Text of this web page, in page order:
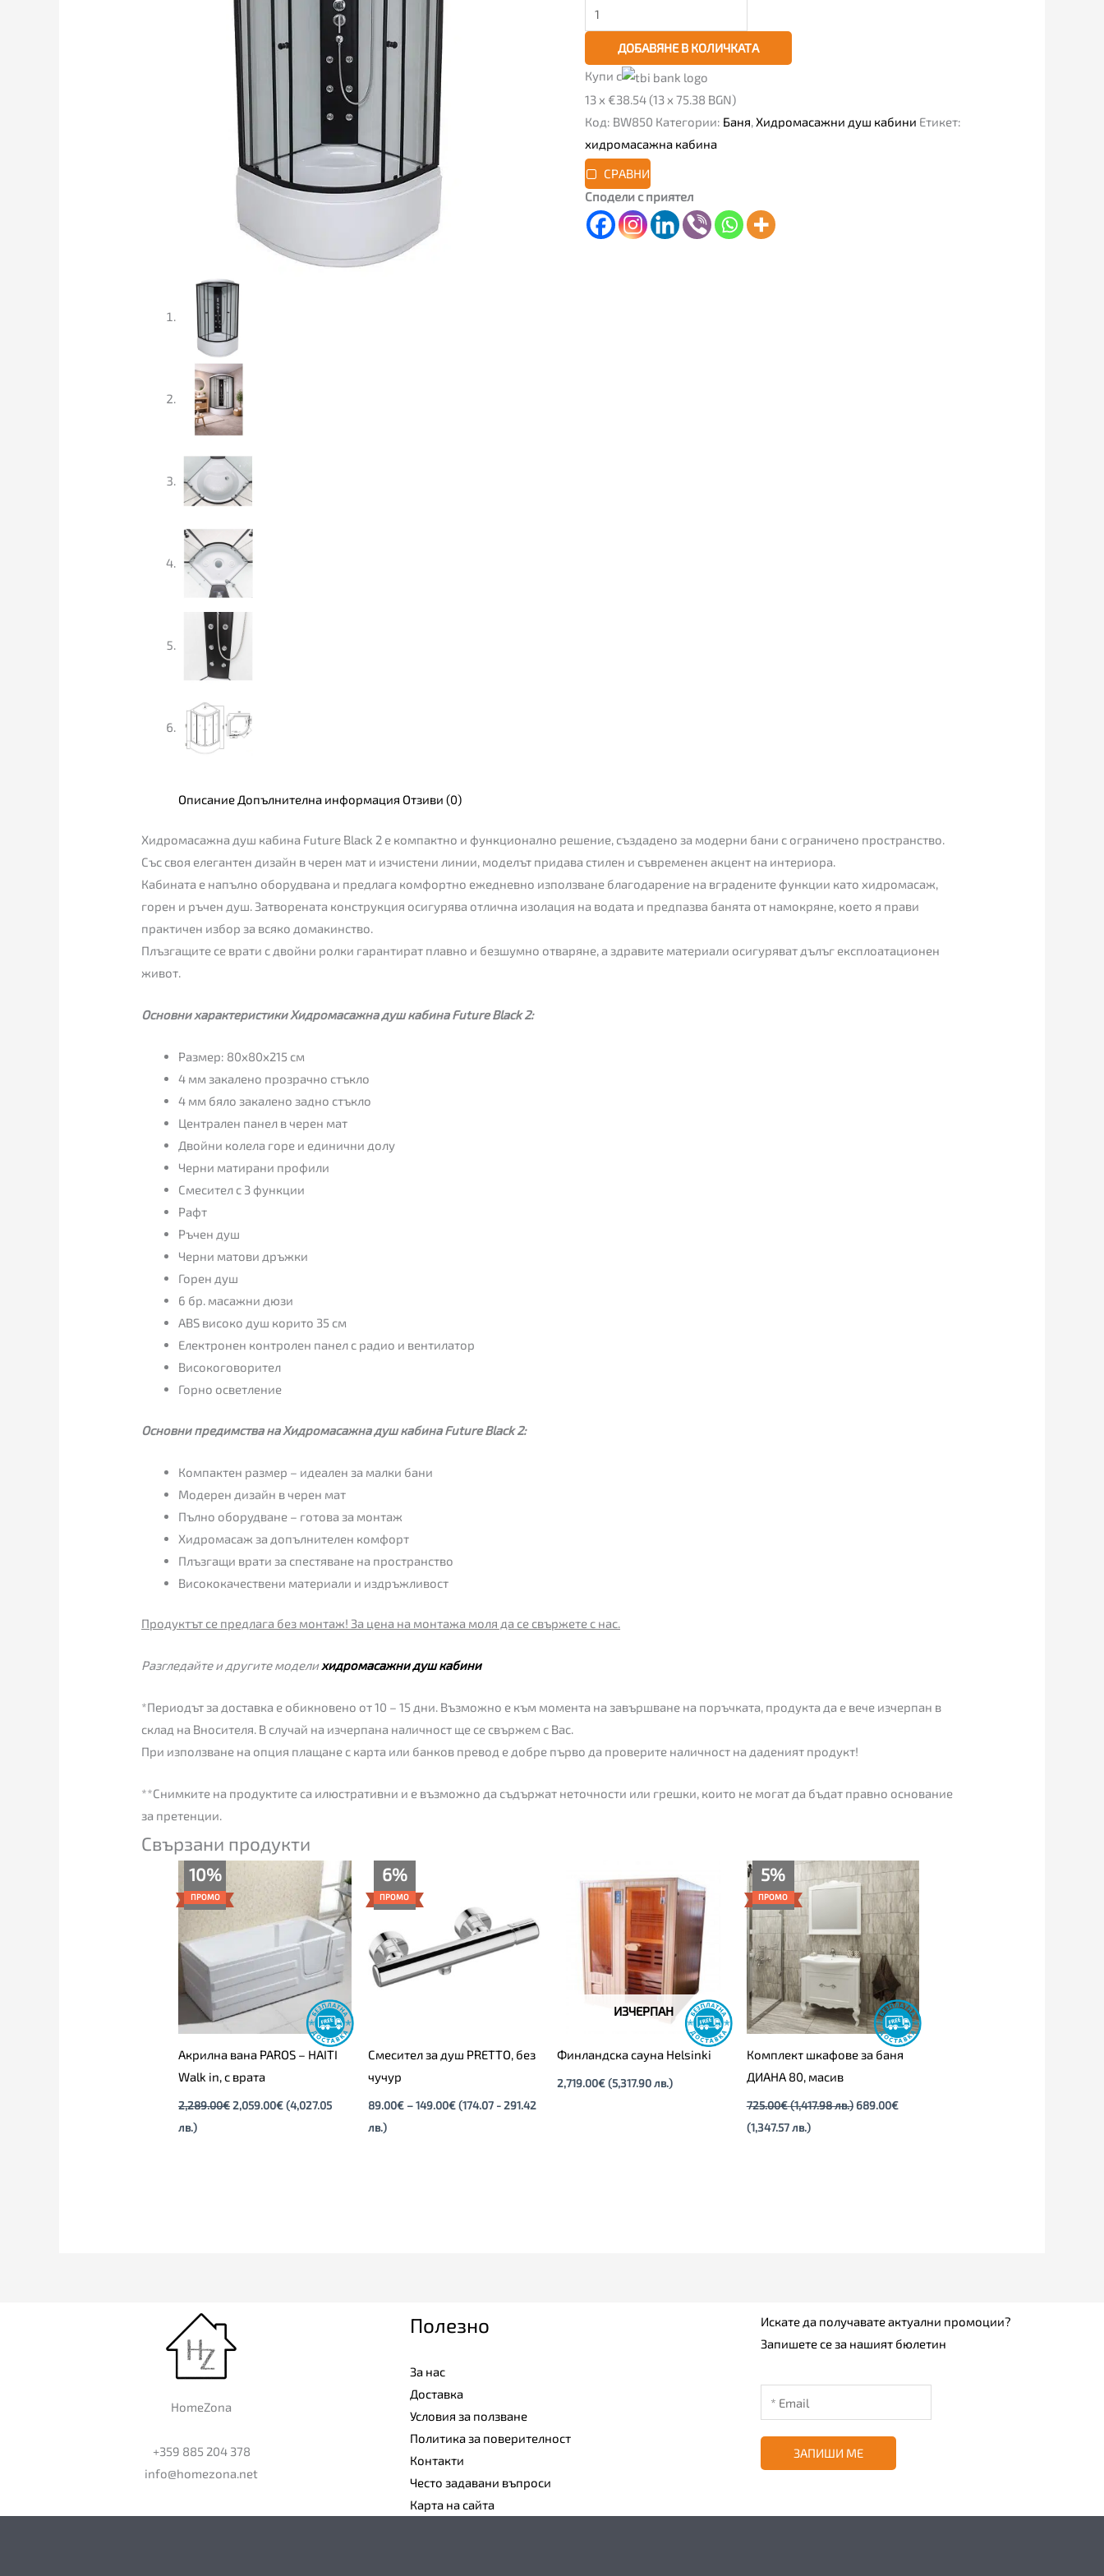
корито
ДОБАВЯНЕ В КОЛИЧКАТА
Купи с
13 x €38.54 (13 x 75.38 BGN)
Код: BW850 Категории: Баня,Хидромасажни душ кабини Етикет:
хидромасажна кабина
СРАВНИ
Сподели с приятел
Описание Допълнителна информация Отзиви (0)
Хидромасажна душ кабина Future Black 2 е компактно и функционално решение, създадено за модерни бани с ограничено пространство.
Със своя елегантен дизайн в черен мат и изчистени линии, моделът придава стилен и съвременен акцент на интериора.
Кабината е напълно оборудвана и предлага комфортно ежедневно използване благодарение на вградените функции като хидромасаж,
горен и ръчен душ. Затворената конструкция осигурява отлична изолация на водата и предпазва банята от намокряне, което я прави
практичен избор за всяко домакинство.
Плъзгащите се врати с двойни ролки гарантират плавно и безшумно отваряне, а здравите материали осигуряват дълъг експлоатационен
живот.
Основни характеристики Хидромасажна душ кабина Future Black 2:
Размер: 80x80x215 см
4 мм закалено прозрачно стъкло
4 мм бяло закалено задно стъкло
Централен панел в черен мат
Двойни колела горе и единични долу
Черни матирани профили
Смесител с 3 функции
Рафт
Ръчен душ
Черни матови дръжки
Горен душ
6 бр. масажни дюзи
ABS високо душ корито 35 см
Електронен контролен панел с радио и вентилатор
Високоговорител
Горно осветление
Основни предимства на Хидромасажна душ кабина Future Black 2:
Компактен размер – идеален за малки бани
Модерен дизайн в черен мат
Пълно оборудване – готова за монтаж
Хидромасаж за допълнителен комфорт
Плъзгащи врати за спестяване на пространство
Висококачествени материали и издръжливост
Продуктът се предлага без монтаж! За цена на монтажа моля да се свържете с нас.
Разгледайте и другите моделихидромасажни душ кабини
*Периодът за доставка е обикновено от 10 – 15 дни. Възможно е към момента на завършване на поръчката, продукта да е вече изчерпан в
склад на Вносителя. В случай на изчерпана наличност ще се свържем с Вас.
При използване на опция плащане с карта или банков превод е добре първо да проверите наличност на даденият продукт!
**Снимките на продуктите са илюстративни и е възможно да съдържат неточности или грешки, които не могат да бъдат правно основание
за претенции.
Свързани продукти
10%
ПРОМО
Акрилна вана PAROS – HAITI
Walk in, с врата
2,289.00€
was:
2,289.00€.
2,059.00€
Текущата
е:
2,059.00€.
(4,027.05
лв.)
6%
ПРОМО
Смесител за душ PRETTO, без
чучур
89.00€ – 149.00€
through
149.00€
(174.07 - 291.42
лв.)
ИЗЧЕРПАН
Финландска сауна Helsinki
2,719.00€(5,317.90 лв.)
5%
ПРОМО
Комплект шкафове за баня
ДИАНА 80, масив
725.00€(1,417.98 лв.)
Original
price
was:
725.00€
(1,417.98
лв.).
689.00€
(1,347.57 лв.)
Текущата
цена
е:
лв.).
HomeZona
+359 885 204 378
info@homezona.net
Полезно
За нас
Доставка
Условия за ползване
Политика за поверителност
Контакти
Често задавани въпроси
Карта на сайта
Искате да получавате актуални промоции?
Запишете се за нашият бюлетин
ЗАПИШИ МЕ